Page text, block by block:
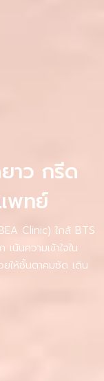
าว กรีด
พทย์
Clinic) ใกล้ BTS
น้นความเข้าใจใน
ให้ชั้นตาคมชัด เดิน